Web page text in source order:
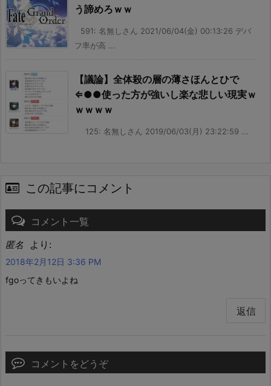
う諦めろｗｗ
591: 名無しさん 2021/06/04(金) 00:13:26 デバ
フ率が高 ...
【議論】全体殺の層の薄さほんとひで
⇐●●使った方が強いし楽な悲しい現実ｗ
ｗｗｗｗ
125: 名無しさん 2019/06/03(月) 23:22:59 ...
この記事にコメント
コメント一覧
匿名 より:
2018年2月12日 3:36 PM
fgoってきもいよね
返信
コメントをどうぞ